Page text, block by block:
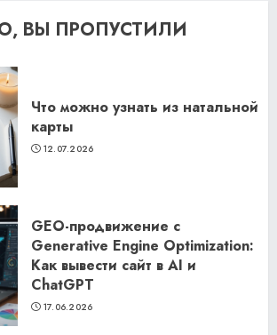
ВЫ ПРОПУСТИЛИ
Что можно узнать из натальной
карты
12.07.2026
GEO-продвижение с
Generative Engine Optimization:
Как вывести сайт в AI и
ChatGPT
17.06.2026